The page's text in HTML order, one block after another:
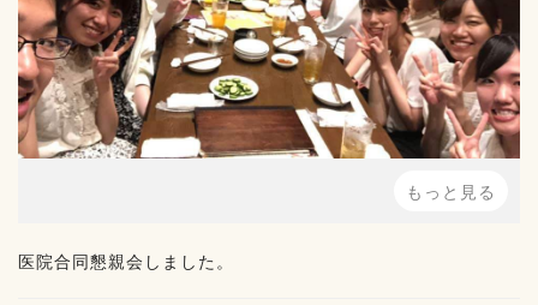
もっと見る
医院合同懇親会しました。